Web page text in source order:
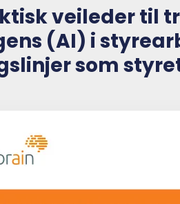
veileder til
(AI) i
som